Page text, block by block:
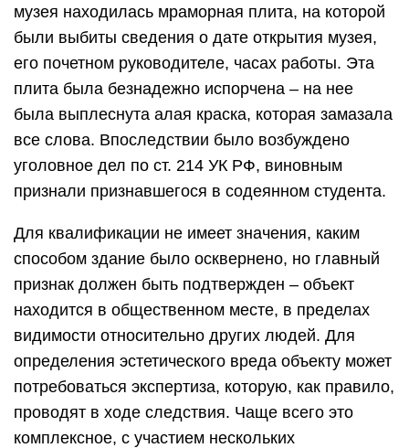
музея находилась мраморная плита, на которой
были выбиты сведения о дате открытия музея,
его почетном руководителе, часах работы. Эта
плита была безнадежно испорчена – на нее
была выплеснута алая краска, которая замазала
все слова. Впоследствии было возбуждено
уголовное дел по ст. 214 УК РФ, виновным
признали признавшегося в содеянном студента.
Для квалификации не имеет значения, каким
способом здание было осквернено, но главный
признак должен быть подтвержден – объект
находится в общественном месте, в пределах
видимости относительно других людей. Для
определения эстетического вреда объекту может
потребоваться экспертиза, которую, как правило,
проводят в ходе следствия. Чаще всего это
комплексное, с участием нескольких